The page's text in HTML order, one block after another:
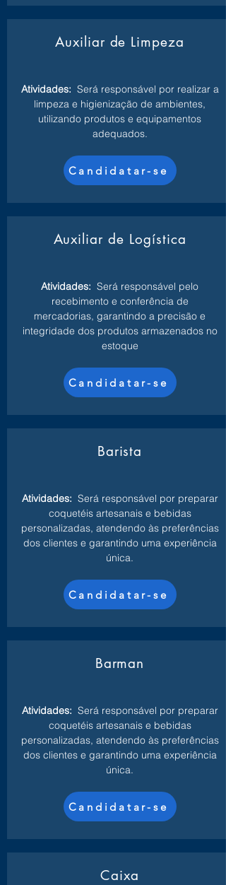
Auxiliar de Limpeza
Atividades: Será responsável por realizar a
limpeza e higienização de ambientes,
utilizando produtos e equipamentos
adequados.
Candidatar-se
Auxiliar de Logística
Atividades: Será responsável pelo
recebimento e conferência de
mercadorias, garantindo a precisão e
integridade dos produtos armazenados no
estoque
Candidatar-se
Barista
Atividades: Será responsável por preparar
coquetéis artesanais e bebidas
personalizadas, atendendo às preferências
dos clientes e garantindo uma experiência
única.
Candidatar-se
Barman
Atividades: Será responsável por preparar
coquetéis artesanais e bebidas
personalizadas, atendendo às preferências
dos clientes e garantindo uma experiência
única.
Candidatar-se
Caixa